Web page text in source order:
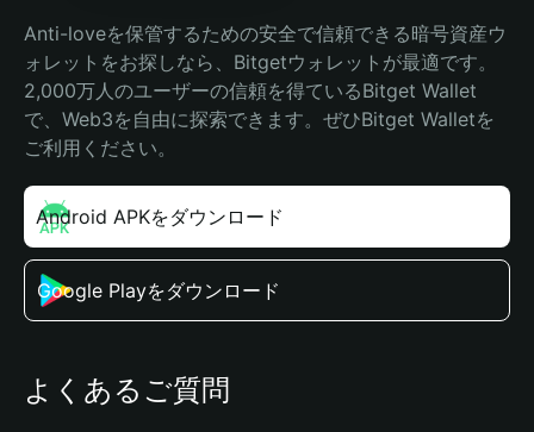
Anti-loveを保管するための安全で信頼できる暗号資産ウ
ォレットをお探しなら、Bitgetウォレットが最適です。
2,000万人のユーザーの信頼を得ているBitget Wallet
で、Web3を自由に探索できます。ぜひBitget Walletを
ご利用ください。
Android APKをダウンロード
Google Playをダウンロード
よくあるご質問